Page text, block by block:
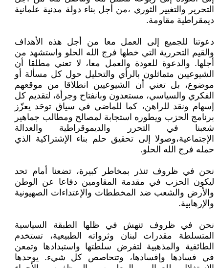
التحرير والتغيير الثوري ،من أجل بناء دولة مدنية علمانية
ديمقراطية مقاومة.
دعوتنا للجميع إلى العمل معا من أجل هذه الأهداف
والقيم التحررية التي خطها فرج الله الحلو واستشهد من
أجلها. والدعوة للعودة والعمل معا، لا تعني مطلقا أن
الشيوعيين متماثلون بالرأي والتحليل حول كل مسألة أو
موضوع، بل تعني أن الشيوعيين انطلاقا من موقعهم
الفكري والسياسي، مستعدون وبانفتاح وجرأة، لتقديم كل
إسهام ونقد للراهن، كما للماضي في سياق توحَد يعزّز
برنامج الحزب ويطوره استجابة لمصالح ومطالب جماهير
شعبنا في التحرر والديموقراطية والعدالة
الإجتماعية،وصولا إلى تحقيق حلم بناء الإشتراكية الذي
حمله فرج الله الحلو.
نحن في ظروف تنذر بمخاطر كبيرة، تضعنا أمام تحد
ليكون الحزب في مقدمة المقاومين دفاعا عن الوطن
والأرض والشعب ضد المخططات والإعتداءات الصهيونية
والإرهابية.
نحن في ظروف تنهش في ظلها الطبقة السياسية
المتسلطة مقدرات لبنان وثرواته الطبيعية، تستخدم
الطائفية والمذهبية لتفرض سلطتها واستبدادها وتمعن
في فسادها وإفسادها، وتتحاصص كل شيء. يوحدها